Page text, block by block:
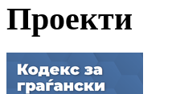
Проекти